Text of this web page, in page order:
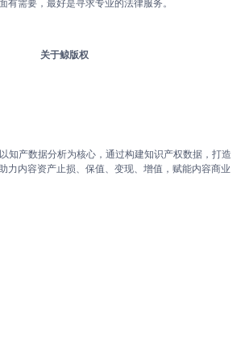
有需要，最好是寻求专业的法律服务。
关于鲸版权
以知产数据分析为核心，通过构建知识产权数据，打造
力内容资产止损、保值、变现、增值，赋能内容商业